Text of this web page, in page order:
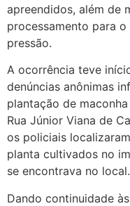
apreendidos, além de
processamento para
pressão.
A ocorrência teve
denúncias anônimas
plantação de
Rua Júnior Viana de
os policiais
planta cultivados no
se encontrava no local.
Dando continuidade